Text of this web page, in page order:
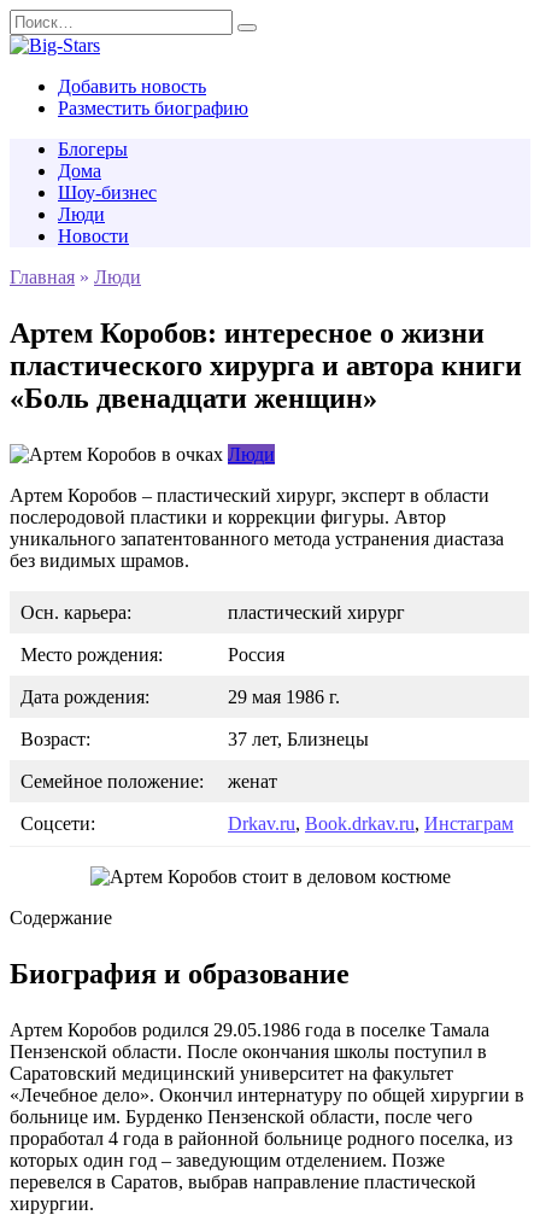
Перейти
к
содержанию
Search
for:
Добавить новость
Разместить биографию
Блогеры
Дома
Шоу-бизнес
Люди
Новости
Главная » Люди
Артем Коробов: интересное о жизни
пластического хирурга и автора книги
«Боль двенадцати женщин»
Люди
Артем Коробов – пластический хирург, эксперт в области
послеродовой пластики и коррекции фигуры. Автор
уникального запатентованного метода устранения диастаза
без видимых шрамов.
Осн. карьера: пластический хирург
Место рождения: Россия
Дата рождения: 29 мая 1986 г.
Возраст: 37 лет, Близнецы
Семейное положение: женат
Соцсети: Drkav.ru, Book.drkav.ru, Инстаграм
Содержание
Биография и образование
Артем Коробов родился 29.05.1986 года в поселке Тамала
Пензенской области. После окончания школы поступил в
Саратовский медицинский университет на факультет
«Лечебное дело». Окончил интернатуру по общей хирургии в
больнице им. Бурденко Пензенской области, после чего
проработал 4 года в районной больнице родного поселка, из
которых один год – заведующим отделением. Позже
перевелся в Саратов, выбрав направление пластической
хирургии.